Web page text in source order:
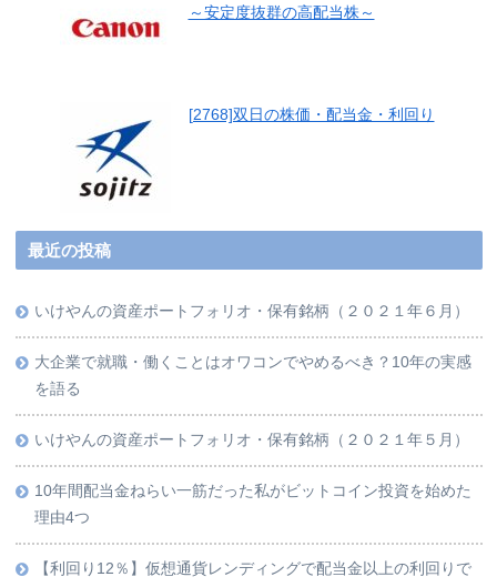
～安定度抜群の高配当株～
[2768]双日の株価・配当金・利回り
最近の投稿
いけやんの資産ポートフォリオ・保有銘柄（２０２１年６月）
大企業で就職・働くことはオワコンでやめるべき？10年の実感
を語る
いけやんの資産ポートフォリオ・保有銘柄（２０２１年５月）
10年間配当金ねらい一筋だった私がビットコイン投資を始めた
理由4つ
【利回り12％】仮想通貨レンディングで配当金以上の利回りで